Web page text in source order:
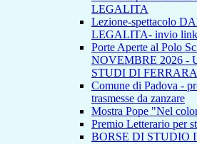
LEGALITA
Lezione-spettacolo
LEGALITA- invio link
Porte Aperte al Polo
NOVEMBRE 2026 -
STUDI DI FERRARA
Comune di Padova -
trasmesse da zanzare
Mostra Pope "Nel
Premio Letterario per
BORSE DI STUDIO